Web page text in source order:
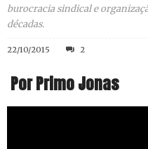
burocracia sindical e
décadas.
22/10/2015 2
Por Primo Jonas